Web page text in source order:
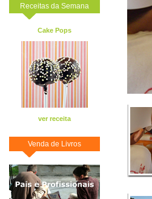
Receitas da Semana
Cake Pops
ver receita
Venda de Livros